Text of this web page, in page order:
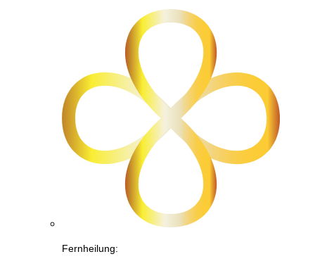
Fernheilung: